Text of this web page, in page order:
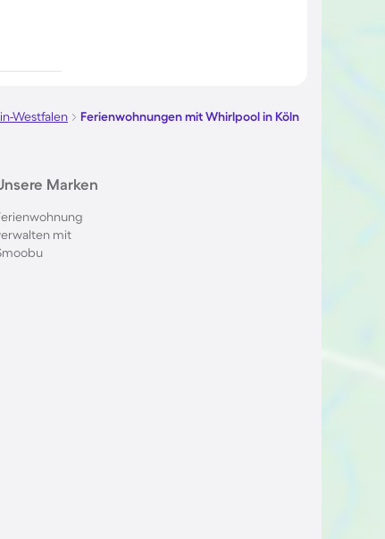
Westfalen Ferienwohnungen mit Whirlpool in Köln
Marken
mit